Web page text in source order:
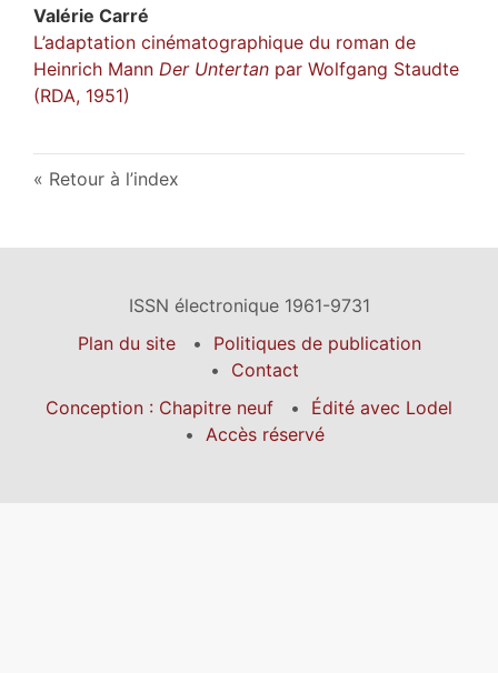
Valérie Carré
L’adaptation cinématographique du roman de
Heinrich Mann Der Untertan par Wolfgang Staudte
(RDA, 1951)
Retour à l’index
ISSN électronique 1961-9731
Plan du site
Politiques de publication
Contact
Conception : Chapitre neuf
Édité avec Lodel
Accès réservé